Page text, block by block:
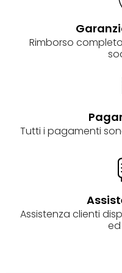
Rimborso
Tutti i pagamenti
Assistenza clienti